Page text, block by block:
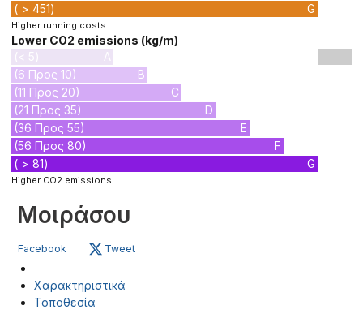
( > 451)
G
Higher running costs
Lower CO2 emissions (kg/m)
(< 5)
A
(6 Προς 10)
B
(11 Προς 20)
C
(21 Προς 35)
D
(36 Προς 55)
E
(56 Προς 80)
F
( > 81)
G
Higher CO2 emissions
Μοιράσου
Facebook Tweet
Χαρακτηριστικά
Τοποθεσία